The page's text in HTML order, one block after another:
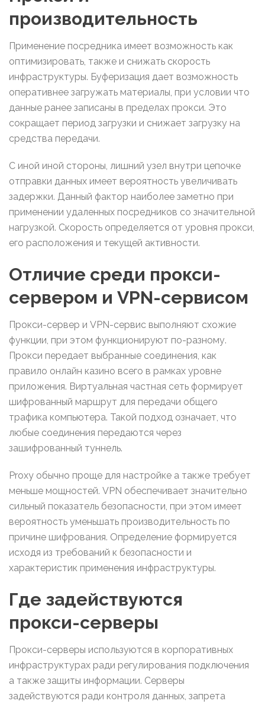
производительность
Применение посредника имеет возможность как
оптимизировать, также и снижать скорость
инфраструктуры. Буферизация дает возможность
оперативнее загружать материалы, при условии что
данные ранее записаны в пределах прокси. Это
сокращает период загрузки и снижает загрузку на
средства передачи.
С иной иной стороны, лишний узел внутри цепочке
отправки данных имеет вероятность увеличивать
задержки. Данный фактор наиболее заметно при
применении удаленных посредников со значительной
нагрузкой. Скорость определяется от уровня прокси,
его расположения и текущей активности.
Отличие среди прокси-
сервером и VPN-сервисом
Прокси-сервер и VPN-сервис выполняют схожие
функции, при этом функционируют по-разному.
Прокси передает выбранные соединения, как
правило онлайн казино всего в рамках уровне
приложения. Виртуальная частная сеть формирует
шифрованный маршрут для передачи общего
трафика компьютера. Такой подход означает, что
любые соединения передаются через
зашифрованный туннель.
Proxy обычно проще для настройке а также требует
меньше мощностей. VPN обеспечивает значительно
сильный показатель безопасности, при этом имеет
вероятность уменьшать производительность по
причине шифрования. Определение формируется
исходя из требований к безопасности и
характеристик применения инфраструктуры.
Где задействуются
прокси-серверы
Прокси-серверы используются в корпоративных
инфраструктурах ради регулирования подключения
а также защиты информации. Серверы
задействуются ради контроля данных, запрета